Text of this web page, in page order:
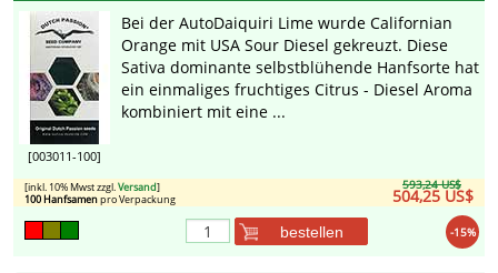
[003011-100]
Bei der AutoDaiquiri Lime wurde Californian
Orange mit USA Sour Diesel gekreuzt. Diese
Sativa dominante selbstblühende Hanfsorte hat
ein einmaliges fruchtiges Citrus - Diesel Aroma
kombiniert mit eine ...
593,24 US$
504,25 US$
[inkl. 10% Mwst zzgl.Versand]
100 Hanfsamenpro Verpackung
-15%
bestellen